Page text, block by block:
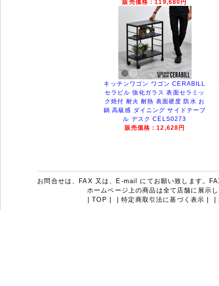
販売価格：119,680円
キッチンワゴン ワゴン CERABILL
セラビル 強化ガラス 表面セラミッ
ク焼付 耐火 耐熱 表面硬度 防水 お
鍋 高級感 ダイニング サイドテーブ
ル デスク CELS0273
販売価格：12,628円
お問合せは、FAX 又は、E-mail にてお願い致します。
ホームページ上の商品は全て店舗に展示
|TOP |特定商取引法に基づく表示 |